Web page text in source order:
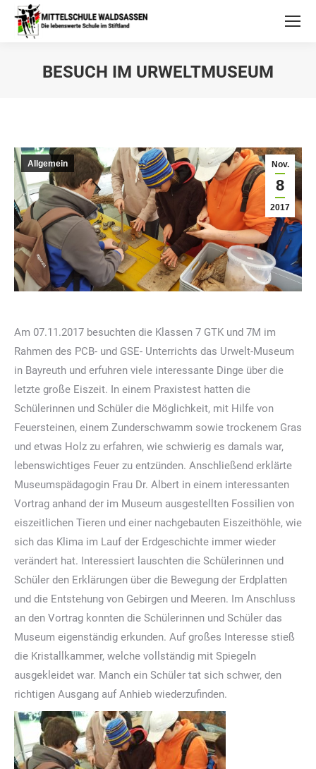
BESUCH IM URWELTMUSEUM
Nov.
8
2017
Allgemein
Am 07.11.2017 besuchten die Klassen 7 GTK und 7M im
Rahmen des PCB- und GSE- Unterrichts das Urwelt-Museum
in Bayreuth und erfuhren viele interessante Dinge über die
letzte große Eiszeit. In einem Praxistest hatten die
Schülerinnen und Schüler die Möglichkeit, mit Hilfe von
Feuersteinen, einem Zunderschwamm sowie trockenem Gras
und etwas Holz zu erfahren, wie schwierig es damals war,
lebenswichtiges Feuer zu entzünden. Anschließend erklärte
Museumspädagogin Frau Dr. Albert in einem interessanten
Vortrag anhand der im Museum ausgestellten Fossilien von
eiszeitlichen Tieren und einer nachgebauten Eiszeithöhle, wie
sich das Klima im Lauf der Erdgeschichte immer wieder
verändert hat. Interessiert lauschten die Schülerinnen und
Schüler den Erklärungen über die Bewegung der Erdplatten
und die Entstehung von Gebirgen und Meeren. Im Anschluss
an den Vortrag konnten die Schülerinnen und Schüler das
Museum eigenständig erkunden. Auf großes Interesse stieß
die Kristallkammer, welche vollständig mit Spiegeln
ausgekleidet war. Manch ein Schüler tat sich schwer, den
richtigen Ausgang auf Anhieb wiederzufinden.